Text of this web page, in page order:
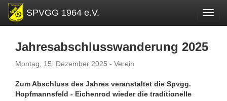
SPVGG 1964 e.V.
Jahresabschlusswanderung 2025
Montag, 15. Dezember 2025 - Verein
Zum Abschluss des Jahres veranstaltet die Spvgg.
Hopfmannsfeld - Eichenrod wieder die traditionelle